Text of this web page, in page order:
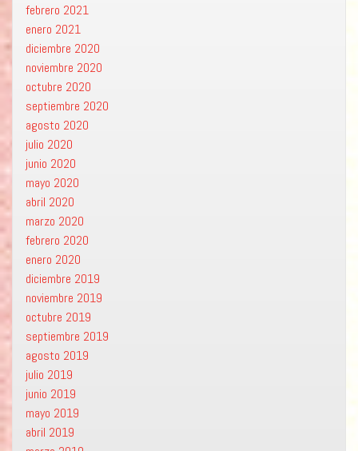
febrero 2021
enero 2021
diciembre 2020
noviembre 2020
octubre 2020
septiembre 2020
agosto 2020
julio 2020
junio 2020
mayo 2020
abril 2020
marzo 2020
febrero 2020
enero 2020
diciembre 2019
noviembre 2019
octubre 2019
septiembre 2019
agosto 2019
julio 2019
junio 2019
mayo 2019
abril 2019